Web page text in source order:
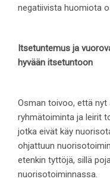
negatiivista huomiota
Itsetuntemus ja
hyvään itsetuntoon
Osman toivoo, että
ryhmätoiminta ja leirit
jotka eivät käy
ohjattuun
etenkin tyttöjä, sillä
nuorisotoiminnassa.